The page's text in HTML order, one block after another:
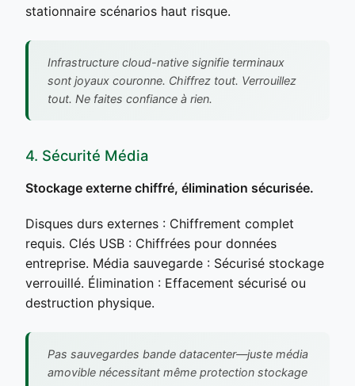
stationnaire scénarios haut risque.
Infrastructure cloud-native signifie terminaux
sont joyaux couronne. Chiffrez tout. Verrouillez
tout. Ne faites confiance à rien.
4. Sécurité Média
Stockage externe chiffré, élimination sécurisée.
Disques durs externes : Chiffrement complet
requis. Clés USB : Chiffrées pour données
entreprise. Média sauvegarde : Sécurisé stockage
verrouillé. Élimination : Effacement sécurisé ou
destruction physique.
Pas sauvegardes bande datacenter—juste média
amovible nécessitant même protection stockage